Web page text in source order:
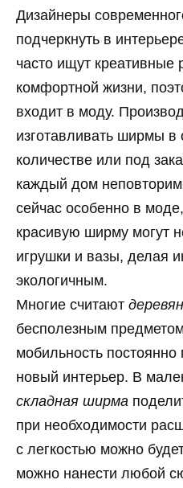
Дизайнеры
подчеркнуть в
часто ищут
комфортной жизни,
входит в моду.
изготавливать ширмы в
количестве или под
каждый дом
сейчас особенно в
красивую ширму могут
игрушки и вазы, делая
экологичным.
Многие считают
бесполезным
мобильность постоянно
новый интерьер. В
складная ширма
при необходимости
с легкостью можно
можно нанести любой